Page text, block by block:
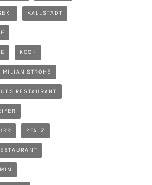
KALLSTADT
KOCH
STROHE
RESTAURANT
PFALZ